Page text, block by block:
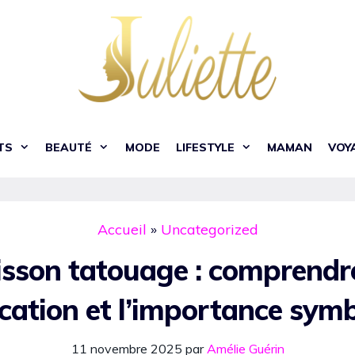
BEAUTÉ MODE LIFESTYLE MAMAN
Accueil » Uncategorized
tatouage :
et l’importance
11 novembre 2025 parAmélie Guérin